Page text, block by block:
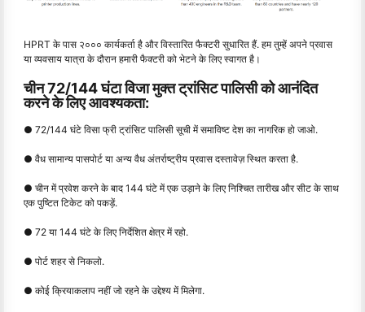
HPRT के पास २००० कार्यकर्ता है और विस्तारित फैक्टरी सुधारित हैं. हम तुम्हें अपने प्रवास
या व्यवसाय यात्रा के दौरान हमारी फैक्टरी को भेटने के लिए स्वागत है।
चीन 72/144 घंटा विजा मुक्त ट्रांसिट पालिसी को आनंदित
करने के लिए आवश्यकता:
● 72/144 घंटे विसा फ्री ट्रांसिट पालिसी सूची में समाविष्ट देश का नागरिक हो जाओ.
● वैध सामान्य पासपोर्ट या अन्य वैध अंतर्राष्ट्रीय प्रवास दस्तावेज़ स्थित करता है.
● चीन में प्रवेश करने के बाद 144 घंटे में एक उड़ाने के लिए निश्चित तारीख और सीट के साथ
एक पुष्टित टिकेट को पकड़ें.
● 72 या 144 घंटे के लिए निर्देशित क्षेत्र में रहो.
● पोर्ट शहर से निकलो.
● कोई क्रियाकलाप नहीं जो रहने के उद्देश्य में मिलेगा.